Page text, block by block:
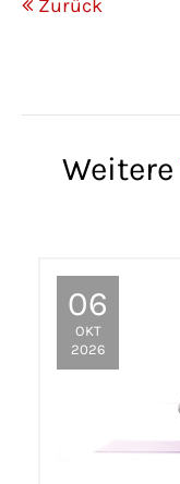
Zurück
Weitere
06
OKT
2026